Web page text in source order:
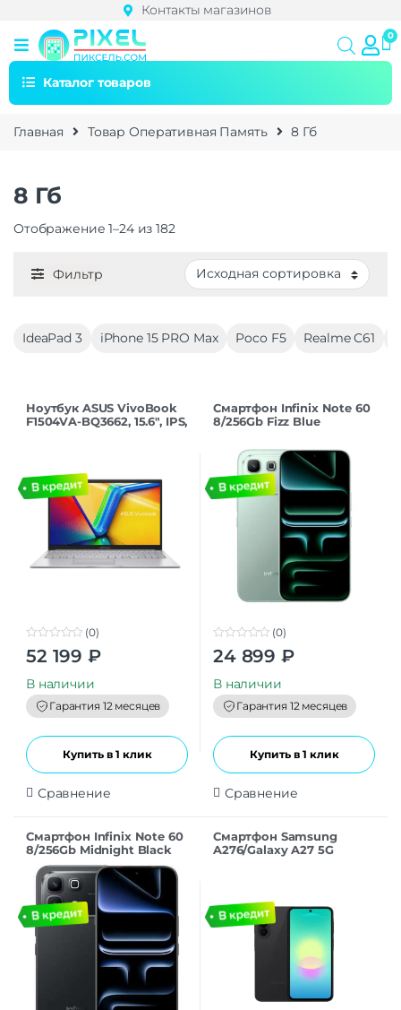
Контакты магазинов
Каталог товаров
Главная Товар Оперативная Память 8 Гб
8 Гб
Отображение 1–24 из 182
Фильтр
IdeaPad 3 iPhone 15 PRO Max Poco F5 Realme C61
Ноутбук ASUS VivoBook
F1504VA-BQ3662, 15.6″, IPS,
0
o
t
o
f
5
(0)
52 199 ₽
В наличии
Гарантия 12 месяцев
Купить в 1 клик
Сравнение
Смартфон Infinix Note 60
8/256Gb Fizz Blue
0
o
t
o
f
5
(0)
24 899 ₽
В наличии
Гарантия 12 месяцев
Купить в 1 клик
Сравнение
Смартфон Infinix Note 60
8/256Gb Midnight Black
Смартфон Samsung
A276/Galaxy A27 5G